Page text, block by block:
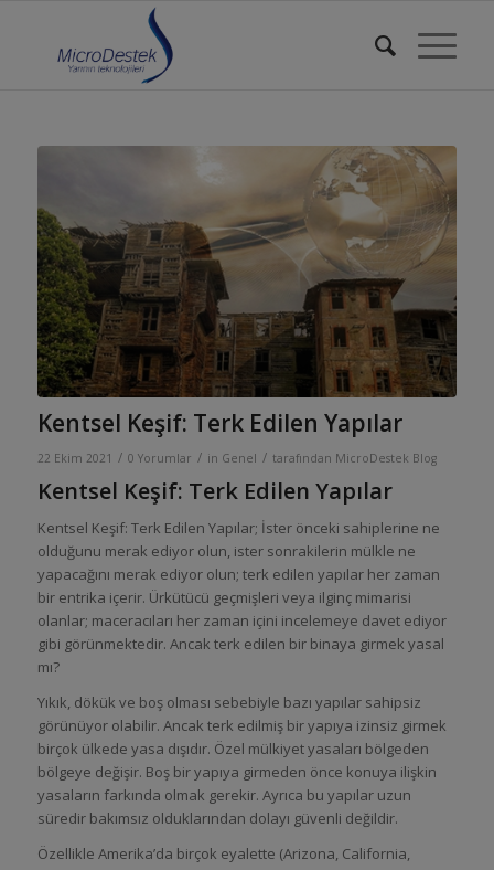
Kentsel Keşif: Terk Edilen Yapılar
22 Ekim 2021 / 0 Yorumlar / in Genel / tarafından MicroDestek Blog
Kentsel Keşif: Terk Edilen Yapılar
Kentsel Keşif: Terk Edilen Yapılar; İster önceki sahiplerine ne
olduğunu merak ediyor olun, ister sonrakilerin mülkle ne
yapacağını merak ediyor olun; terk edilen yapılar her zaman
bir entrika içerir. Ürkütücü geçmişleri veya ilginç mimarisi
olanlar; maceracıları her zaman içini incelemeye davet ediyor
gibi görünmektedir. Ancak terk edilen bir binaya girmek yasal
mı?
Yıkık, dökük ve boş olması sebebiyle bazı yapılar sahipsiz
görünüyor olabilir. Ancak terk edilmiş bir yapıya izinsiz girmek
birçok ülkede yasa dışıdır. Özel mülkiyet yasaları bölgeden
bölgeye değişir. Boş bir yapıya girmeden önce konuya ilişkin
yasaların farkında olmak gerekir. Ayrıca bu yapılar uzun
süredir bakımsız olduklarından dolayı güvenli değildir.
Özellikle Amerika’da birçok eyalette (Arizona, California,